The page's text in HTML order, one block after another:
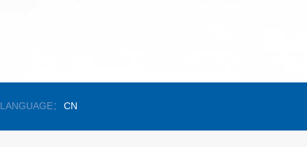
LANGUAGE： CN